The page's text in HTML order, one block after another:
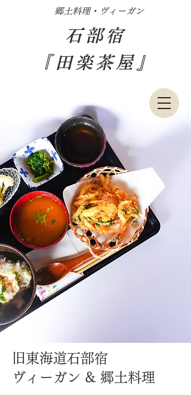
​郷土料理・ヴィーガン
石部宿
『田楽茶屋』
旧東海道石部宿
ヴィーガン & 郷土料理